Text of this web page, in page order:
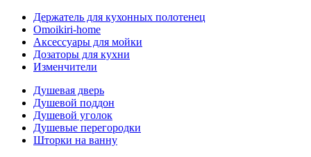
Держатель для кухонных полотенец
Omoikiri-home
Аксессуары для мойки
Дозаторы для кухни
Изменчители
Душевая дверь
Душевой поддон
Душевой уголок
Душевые перегородки
Шторки на ванну